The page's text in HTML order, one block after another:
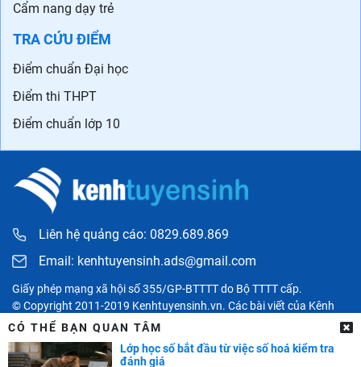
Cẩm nang dạy trẻ
TRA CỨU ĐIỂM
Điểm chuẩn Đại học
Điểm thi THPT
Điểm chuẩn lớp 10
Liên hệ quảng cáo: 0829.689.869
Email: kenhtuyensinh.ads@gmail.com
Giấy phép mạng xã hội số 355/GP-BTTTT do Bộ TTTT cấp.
© Copyright 2011-2019 Kenhtuyensinh.vn. Các bài viết của Kênh
tuyển sinh chỉ có tính chất tham khảo, được tổng hợp từ các nguồn
uy tín khác và bản quyền thuộc về các đối tác. Mọi thông tin liên
quan người đọc có thể liên hệ trực tiếp đến các cơ quan, tổ chức
CÓ THỂ BẠN QUAN TÂM
Lớp học số bắt đầu từ việc số hoá kiểm tra
đánh giá